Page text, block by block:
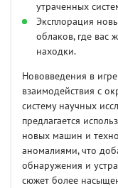
утраченных
Эксплорация
облаков, где вас
находки.
Нововведения в
взаимодействия с
систему научных
предлагается
новых машин и
аномалиями, что
обнаружения и
сюжет более